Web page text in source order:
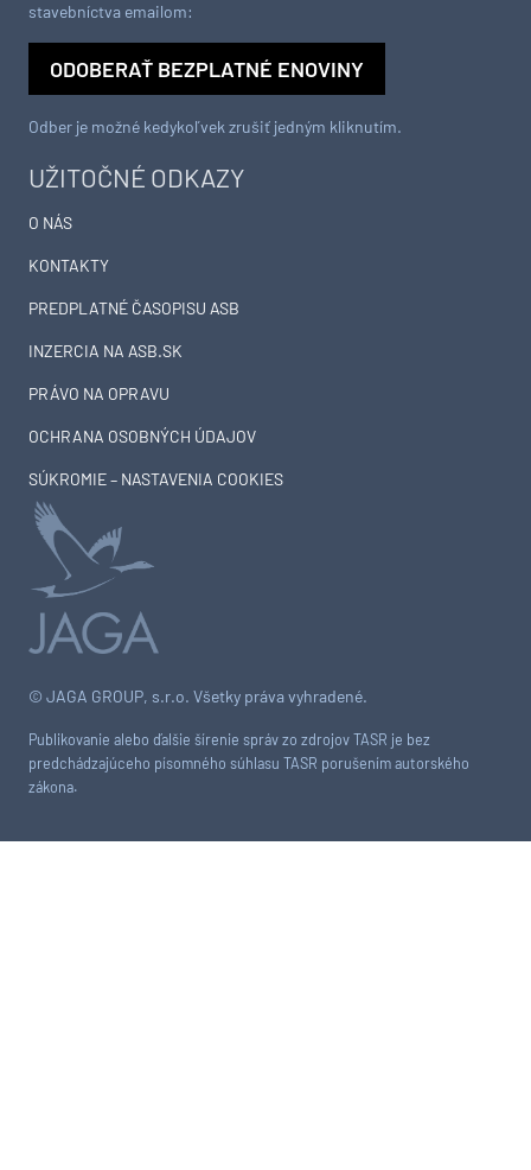
© JAGA GROUP, s.r.o. Všetky práva vyhradené.
Publikovanie alebo ďalšie šírenie správ zo zdrojov TASR je bez
predchádzajúceho písomného súhlasu TASR porušením autorského
zákona.
UŽITOČNÉ ODKAZY
O NÁS
KONTAKTY
PREDPLATNÉ ČASOPISU ASB
INZERCIA NA ASB.SK
PRÁVO NA OPRAVU
OCHRANA OSOBNÝCH ÚDAJOV
SÚKROMIE – NASTAVENIA COOKIES
stavebníctva emailom:
ODOBERAŤ BEZPLATNÉ ENOVINY
Odber je možné kedykoľvek zrušiť jedným kliknutím.